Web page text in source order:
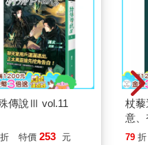
傳說Ⅲ vol.11
折 特價 253 元
杖
意
恭
79 折